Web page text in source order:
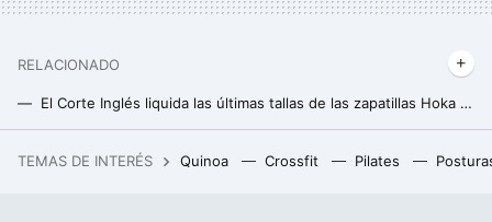
RELACIONADO
El Corte Inglés liquida las últimas tallas de las zapatillas Hoka ideales para runners a casi mitad de precio
Solo 24 horas de descuentazos en teles de 55 pulgadas: MediaMarkt arranca una promo exprés con televisores OLED, Mini LED y más
TEMAS DE INTERÉS Quinoa Crossfit Pilates